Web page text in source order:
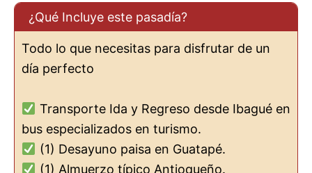
¿Qué Incluye este pasadía?
Todo lo que necesitas para disfrutar de un
día perfecto
Transporte Ida y Regreso desde Ibagué en
bus especializados en turismo.
(1) Desayuno paisa en Guatapé.
(1) Almuerzo típico Antioqueño.